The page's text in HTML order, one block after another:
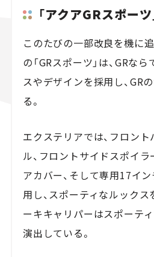
「アクアGRスポー
このたびの一部改良を機に
の「GRスポーツ」は、GRな
スやデザインを採用し、GR
る。
エクステリアでは、フロン
ル、フロントサイドスポイラ
アカバー、そして専用17イ
用し、スポーティなルック
ーキキャリパーはスポーテ
演出している。